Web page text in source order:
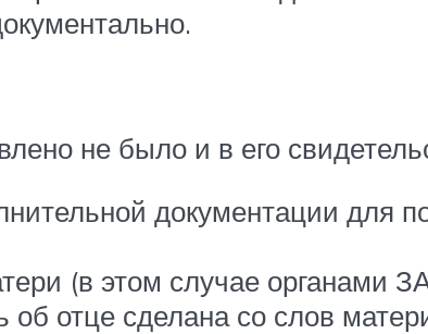
не было и в его
документации для
(в этом случае органами
отце сделана со слов